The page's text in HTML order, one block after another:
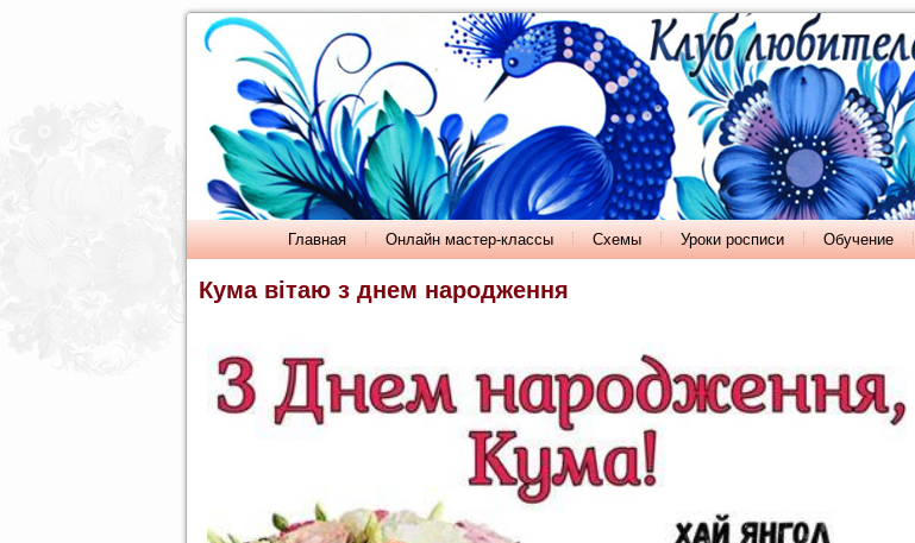
Главная Онлайн мастер-классы Схемы Уроки росписи Обучение
Кума вітаю з днем народження